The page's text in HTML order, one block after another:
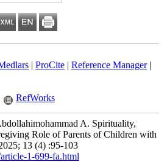
Medlars |ProCite |Reference Manager
RefWorks
A. Spirituality,
Role of Parents of Children with
13 (4) :95-103
article-1-699-fa.html